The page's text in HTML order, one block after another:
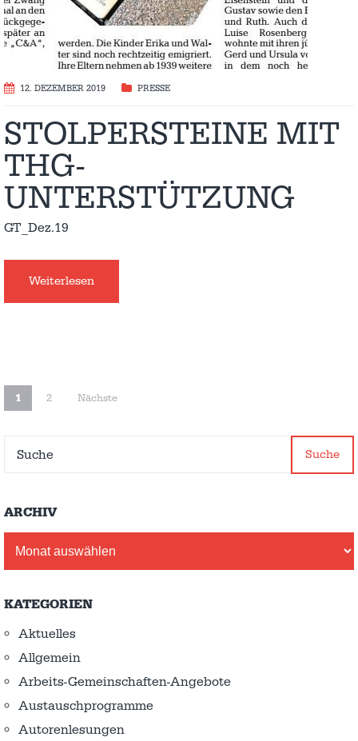
12. DEZEMBER 2019 PRESSE
STOLPERSTEINE MIT
THG-
UNTERSTÜTZUNG
GT_Dez.19
Weiterlesen
BEITRÄGE
1 2 Nächste
Suche
ARCHIV
KATEGORIEN
Aktuelles
Allgemein
Arbeits-Gemeinschaften-Angebote
Austausch­programme
Autorenlesungen